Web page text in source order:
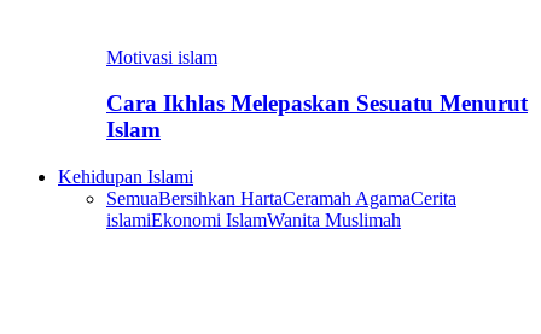
Motivasi islam
Cara Ikhlas Melepaskan Sesuatu Menurut
Islam
Kehidupan Islami
SemuaBersihkan HartaCeramah AgamaCerita
islamiEkonomi IslamWanita Muslimah